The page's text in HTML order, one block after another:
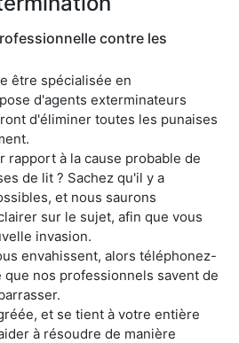
contre les
être spécialisée en
d'agents exterminateurs
d'éliminer toutes les punaises
rapport à la cause probable de
de lit ? Sachez qu'il y a
et nous saurons
sur le sujet, afin que vous
invasion.
envahissent, alors téléphonez-
que nos professionnels savent de
et se tient à votre entière
à résoudre de manière